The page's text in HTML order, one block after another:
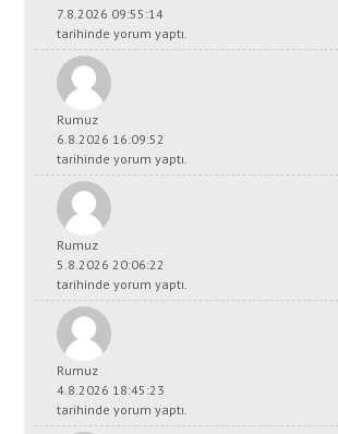
7.8.2026 09:55:14
tarihinde yorum yaptı.
Rumuz
6.8.2026 16:09:52
tarihinde yorum yaptı.
Rumuz
5.8.2026 20:06:22
tarihinde yorum yaptı.
Rumuz
4.8.2026 18:45:23
tarihinde yorum yaptı.